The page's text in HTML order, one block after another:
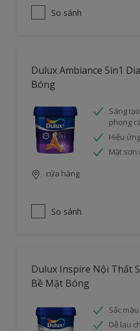
So sánh
Dulux Ambiance 5in1
Bóng
Sáng
phong
Hiệu
Mặt sơn
cửa hàng
So sánh
Dulux Inspire Nội Thất
Bề Mặt Bóng
Sắc
Dễ lau